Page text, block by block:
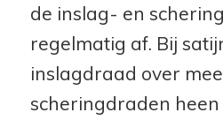
de inslag- en
regelmatig af. Bij
inslagdraad over
scheringdraden